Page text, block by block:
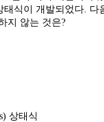
식이 개발되었다. 다
상태식